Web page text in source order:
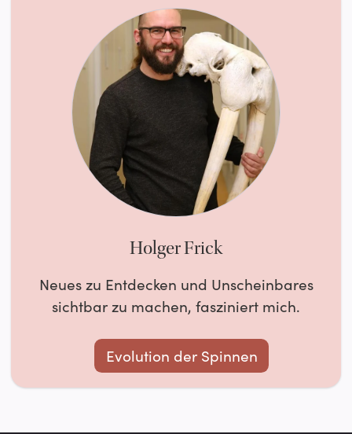
Holger Frick
Neues zu Entdecken und Unscheinbares
sichtbar zu machen, fasziniert mich.
Evolution der Spinnen